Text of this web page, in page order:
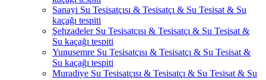
Sanayi Su Tesisatçısı & Tesisatçı & Su Tesisat & Su
kaçağı tespiti
Şehzadeler Su Tesisatçısı & Tesisatçı & Su Tesisat &
Su kaçağı tespiti
Yunusemre Su Tesisatçısı & Tesisatçı & Su Tesisat &
Su kaçağı tespiti
Muradiye Su Tesisatçısı & Tesisatçı & Su Tesisat & Su